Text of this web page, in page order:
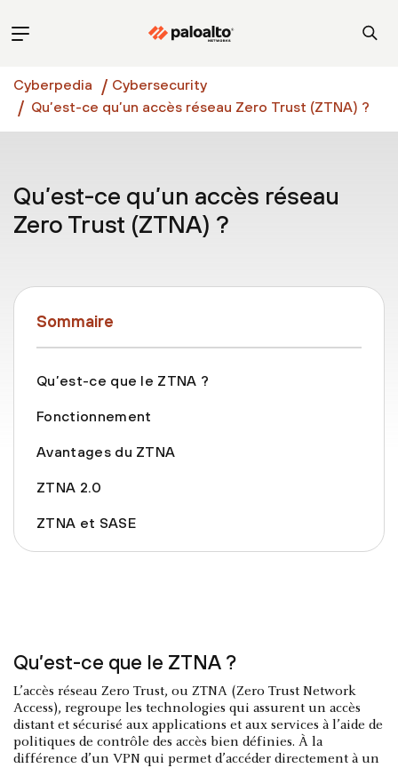
Cyberpedia
Cybersecurity
Qu’est-ce qu’un accès réseau Zero Trust (ZTNA) ?
Qu’est-ce qu’un accès réseau
Zero Trust (ZTNA) ?
Sommaire
Qu’est-ce que le ZTNA ?
Fonctionnement
Avantages du ZTNA
ZTNA 2.0
ZTNA et SASE
Qu’est-ce que le ZTNA ?
L’accès réseau Zero Trust, ou ZTNA (Zero Trust Network
Access), regroupe les technologies qui assurent un accès
distant et sécurisé aux applications et aux services à l’aide de
politiques de contrôle des accès bien définies. À la
différence d’un VPN qui permet d’accéder directement à un